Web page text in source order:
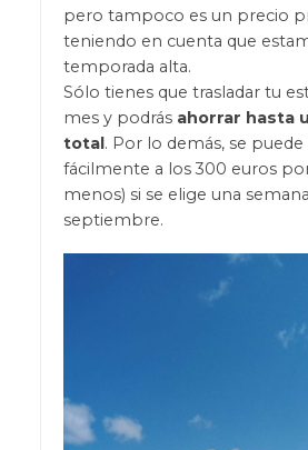
pero tampoco es un precio
teniendo en cuenta que
temporada alta.
Sólo tienes que trasladar tu
mes y podrás ahorrar hasta
total . Por lo demás, se
fácilmente a los 300 euros
menos) si se elige una
septiembre.